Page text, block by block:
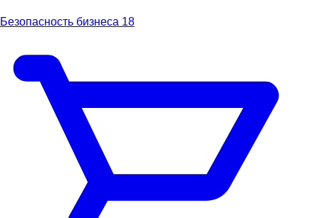
Безопасность бизнеса 18